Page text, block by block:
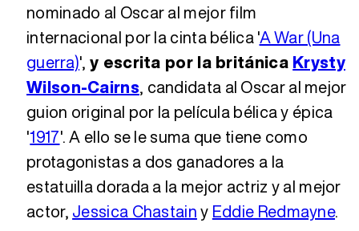
nominado al Oscar al mejor film
internacional por la cinta bélica 'A War (Una
guerra)',y escrita por la británica Krysty
Wilson-Cairns, candidata al Oscar al mejor
guion original por la película bélica y épica
'1917'. A ello se le suma que tiene como
protagonistas a dos ganadores a la
estatuilla dorada a la mejor actriz y al mejor
actor, Jessica Chastainy Eddie Redmayne.